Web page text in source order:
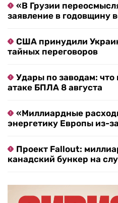
«В Грузии
заявление в годовщину
США принудили
тайных переговоров
Удары по заводам: что
атаке БПЛА 8 августа
«Миллиардные
энергетику Европы из-
Проект Fallout:
канадский бункер на